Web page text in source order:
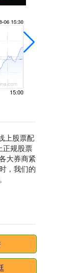
上股票配
正规股票
大券商紧
，我们的